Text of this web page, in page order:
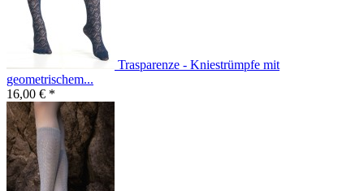
Trasparenze - Kniestrümpfe mit
geometrischem...
16,00 € *